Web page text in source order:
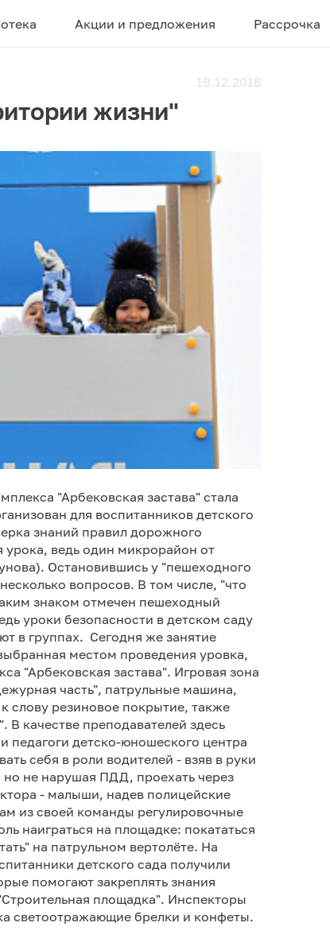
Акции и предложения Рассрочка
18.12.2018
жизни"
"Арбековская застава" стала
для воспитанников детского
знаний правил дорожного
урока, ведь один микрорайон от
Остановившись у "пешеходного
вопросов. В том числе, "что
знаком отмечен пешеходный
уроки безопасности в детском саду
в группах. Сегодня же занятие
местом проведения уровка,
"Арбековская застава". Игровая зона
часть", патрульные машина,
слову резиновое покрытие, также
качестве преподавателей здесь
педагоги детско-юношеского центра
себя в роли водителей - взяв в руки
не нарушая ПДД, проехать через
- малыши, надев полицейские
из своей команды регулировочные
наиграться на площадке: покататься
на патрульном вертолёте. На
детского сада получили
помогают закреплять знания
площадка". Инспекторы
светоотражающие брелки и конфеты.